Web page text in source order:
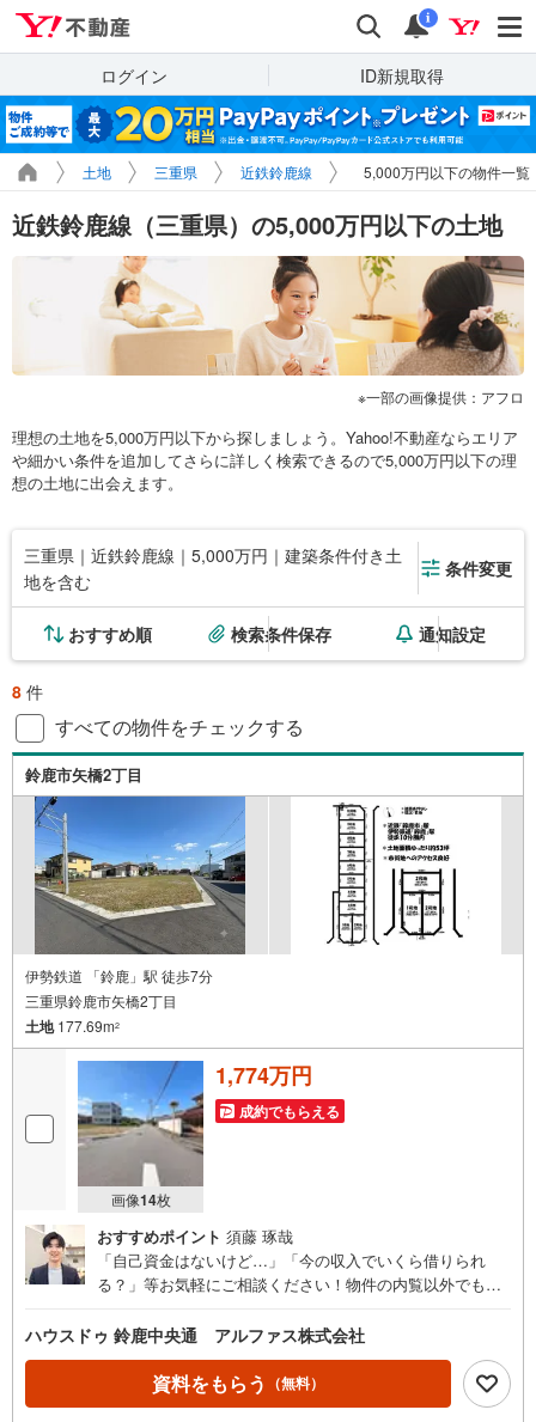
検索 通知
i
ログイン ID新規取得
土地 三重県 近鉄鈴鹿線 5,000万円以下の物件一覧
近鉄鈴鹿線（三重県）の5,000万円以下の土地
一部の画像提供：アフロ
理想の土地を5,000万円以下から探しましょう。Yahoo!不動産ならエリア
や細かい条件を追加してさらに詳しく検索できるので5,000万円以下の理
想の土地に出会えます。
三重県｜近鉄鈴鹿線｜5,000万円｜建築条件付き土
地を含む
条件変更
おすすめ順 検索条件保存 通知設定
8 件
すべての物件をチェックする
鈴鹿市矢橋2丁目
伊勢鉄道 「鈴鹿」駅 徒歩7分
三重県鈴鹿市矢橋2丁目
土地177.69m2
画像14枚
1,774万円
成約でもらえる
おすすめポイント 須藤 琢哉
「自己資金はないけど…」「今の収入でいくら借りられ
る？」等お気軽にご相談ください！物件の内覧以外でも、
みなどもご相談承ります。
ハウスドゥ 鈴鹿中央通 アルファス株式会社
資料をもらう （無料）